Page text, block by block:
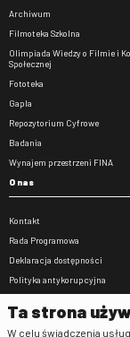
Archiwum
Filmoteka Szkolna
Olimpiada Wiedzy o Filmie i
Społecznej
Fototeka
Gapla
Repozytorium Cyfrowe
Badania
Wynajem przestrzeni FINA
O nas
Kontakt
Rada Programowa
Deklaracja dostępności
Polityka antykorupcyjna
Zamówienia publiczne
Ta strona
W celu świadczenia